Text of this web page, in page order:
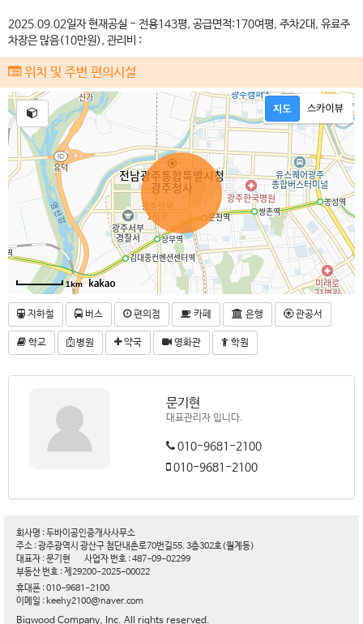
2025.09.02일자 현재공실 - 전용143평, 공급면적:170여평, 주차2대, 유료주
차장은 많음(10만원), 관리비 :
위치 및 주변 편의시설
1km
지하철 버스 편의점 카페 은행 관공서
학교 병원 약국 영화관 학원
문기현
대표관리자 입니다.
010-9681-2100
010-9681-2100
회사명 : 두바이공인중개사사무소
주소 : 광주광역시 광산구 첨단내촌로70번길55. 3층302호(월계동)
대표자 : 문기현
사업자 번호 : 487-09-02299
부동산 번호 : 제29200-2025-00022
휴대폰 : 010-9681-2100
이메일 : keehy2100@naver.com
Bigwood Company, Inc. All rights reserved.